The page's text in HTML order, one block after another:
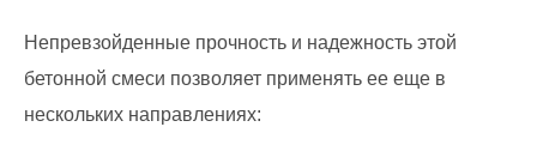
Непревзойденные прочность и надежность этой
бетонной смеси позволяет применять ее еще в
нескольких направлениях: